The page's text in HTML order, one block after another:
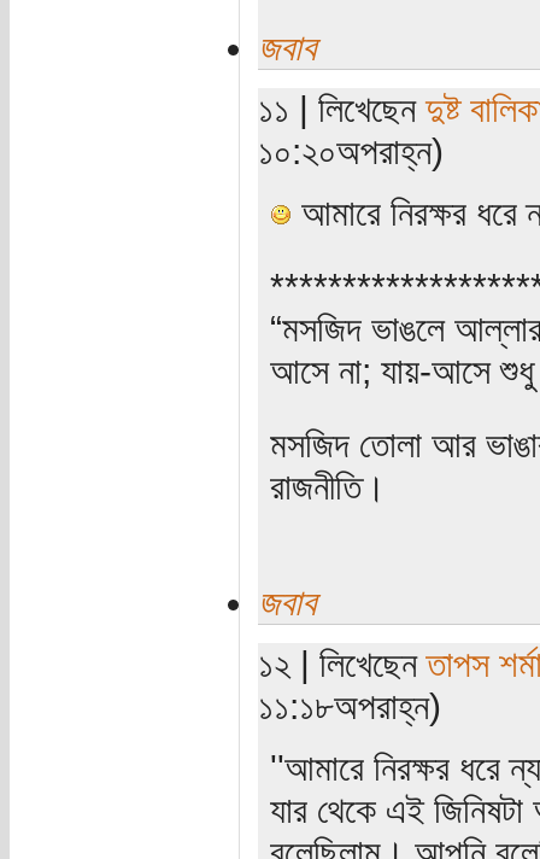
জবাব
১১ | লিখেছেনদুষ্ট
১০:২০অপরাহ্ন)
আমারে নিরক্ষর ধরে
“মসজিদ ভাঙলে
আসে না; যায়-আসে শুধু
মসজিদ তোলা আর
রাজনীতি।
জবাব
১২ | লিখেছেনতাপস
১১:১৮অপরাহ্ন)
''আমারে নিরক্ষর ধরে
যার থেকে এই